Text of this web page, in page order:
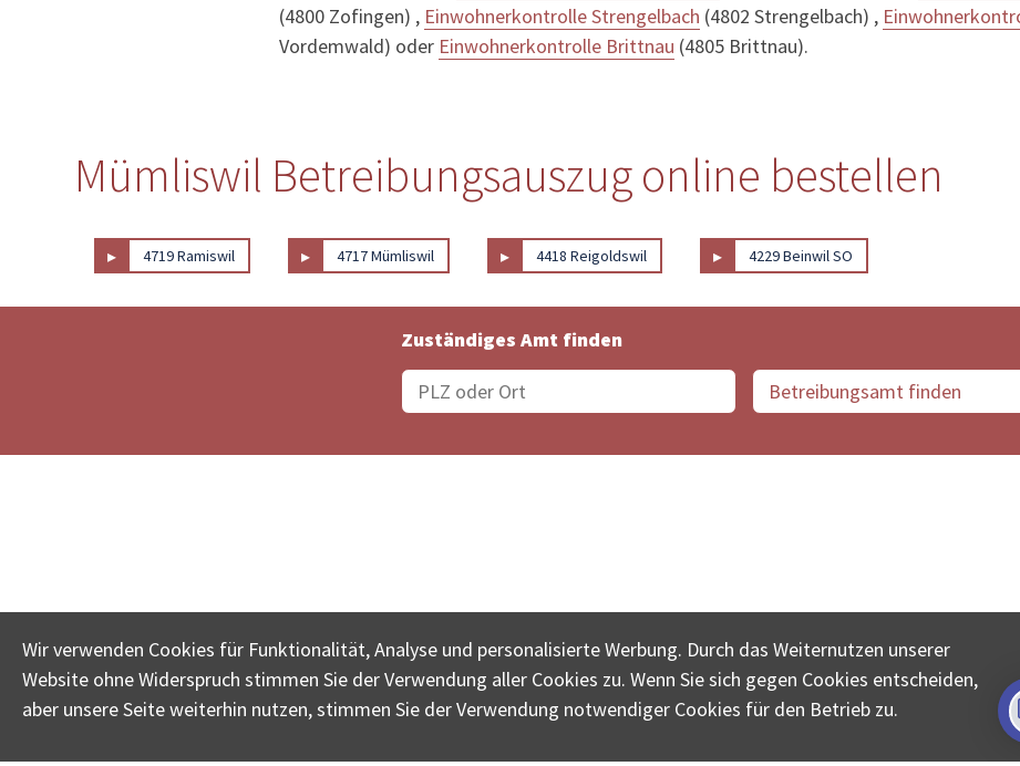
(4800 Zofingen) , Einwohnerkontrolle Strengelbach (4802 Strengelbach) ,
Vordemwald) oder Einwohnerkontrolle Brittnau (4805 Brittnau).
Mümliswil Betreibungsauszug online bestellen
▸ 4719 Ramiswil ▸ 4717 Mümliswil ▸ 4418 Reigoldswil ▸ 4229 Beinwil SO
Zuständiges Amt finden
Wir verwenden Cookies für Funktionalität, Analyse und personalisierte Werbung. Durch das Weiternutzen unserer
Website ohne Widerspruch stimmen Sie der Verwendung aller Cookies zu. Wenn Sie sich gegen Cookies entscheiden,
aber unsere Seite weiterhin nutzen, stimmen Sie der Verwendung notwendiger Cookies für den Betrieb zu.
© COLLECTA AG
www.betreibungsschalter-plus.ch ist eine Dienstleistungsplattform der